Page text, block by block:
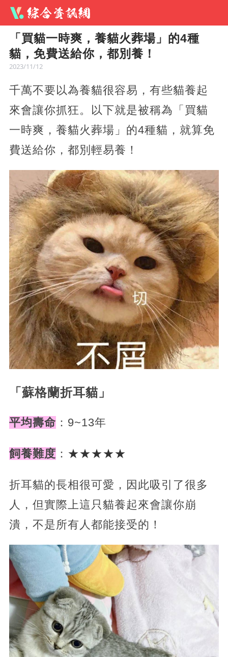
「買貓一時爽，養貓火葬場」的4種
貓，免費送給你，都別養！
2023/11/12
千萬不要以為養貓很容易，有些貓養起
來會讓你抓狂。以下就是被稱為「買貓
一時爽，養貓火葬場」的4種貓，就算免
費送給你，都別輕易養！
「蘇格蘭折耳貓」
平均壽命：9~13年
飼養難度 ： ★★★★★
折耳貓的長相很可愛，因此吸引了很多
人，但實際上這只貓養起來會讓你崩
潰，不是所有人都能接受的！